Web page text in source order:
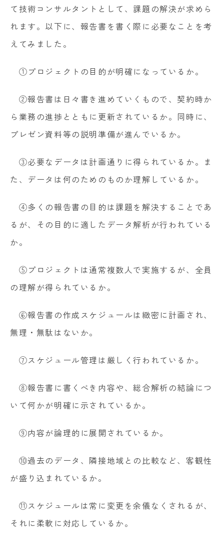
て技術コンサルタントとして、課題の解決が求めら
れます。以下に、報告書を書く際に必要なことを考
えてみました。
①プロジェクトの目的が明確になっているか。
②報告書は日々書き進めていくもので、契約時か
ら業務の進捗とともに更新されているか。同時に、
プレゼン資料等の説明準備が進んでいるか。
③必要なデータは計画通りに得られているか。ま
た、データは何のためのものか理解しているか。
④多くの報告書の目的は課題を解決することであ
るが、その目的に適したデータ解析が行われている
か。
⑤プロジェクトは通常複数人で実施するが、全員
の理解が得られているか。
⑥報告書の作成スケジュールは緻密に計画され、
無理・無駄はないか。
⑦スケジュール管理は厳しく行われているか。
⑧報告書に書くべき内容や、総合解析の結論につ
いて何かが明確に示されているか。
⑨内容が論理的に展開されているか。
⑩過去のデータ、隣接地域との比較など、客観性
が盛り込まれているか。
⑪スケジュールは常に変更を余儀なくされるが、
それに柔軟に対応しているか。